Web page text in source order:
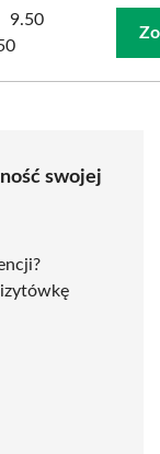
9.50
swojej